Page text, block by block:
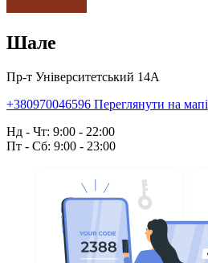
Шале
Пр-т Університетський 14А
+380970046596 Переглянути на мапі
Нд - Чт: 9:00 - 22:00
Пт - Сб: 9:00 - 23:00